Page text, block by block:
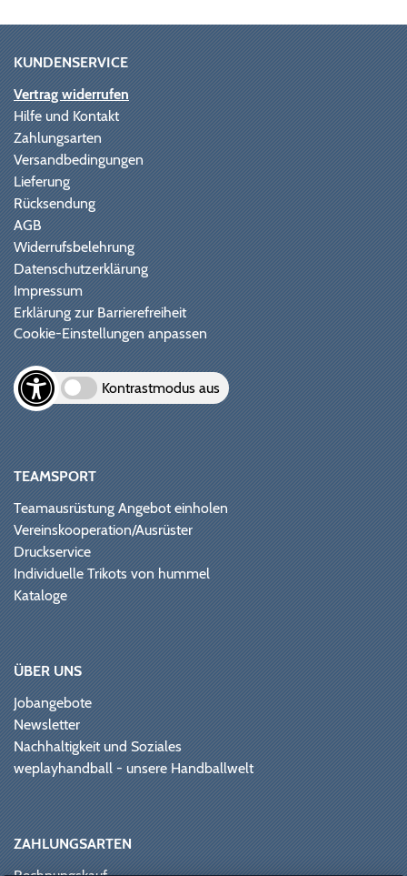
KUNDENSERVICE
Vertrag widerrufen
Hilfe und Kontakt
Zahlungsarten
Versandbedingungen
Lieferung
Rücksendung
AGB
Widerrufsbelehrung
Datenschutzerklärung
Impressum
Erklärung zur Barrierefreiheit
Cookie-Einstellungen anpassen
Kontrastmodus aus
TEAMSPORT
Teamausrüstung Angebot einholen
Vereinskooperation/Ausrüster
Druckservice
Individuelle Trikots von hummel
Kataloge
ÜBER UNS
Jobangebote
Newsletter
Nachhaltigkeit und Soziales
weplayhandball - unsere Handballwelt
ZAHLUNGSARTEN